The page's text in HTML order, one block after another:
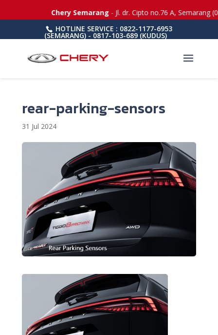
HOTLINE SERVICE : 0822-1177-6953
(SEMARANG) - 0817-103-689 (KUDUS)
rear-parking-sensors
31 Jul 2024
Chery Semarang- Jl. dr. Cipto no.76 A, Semarang